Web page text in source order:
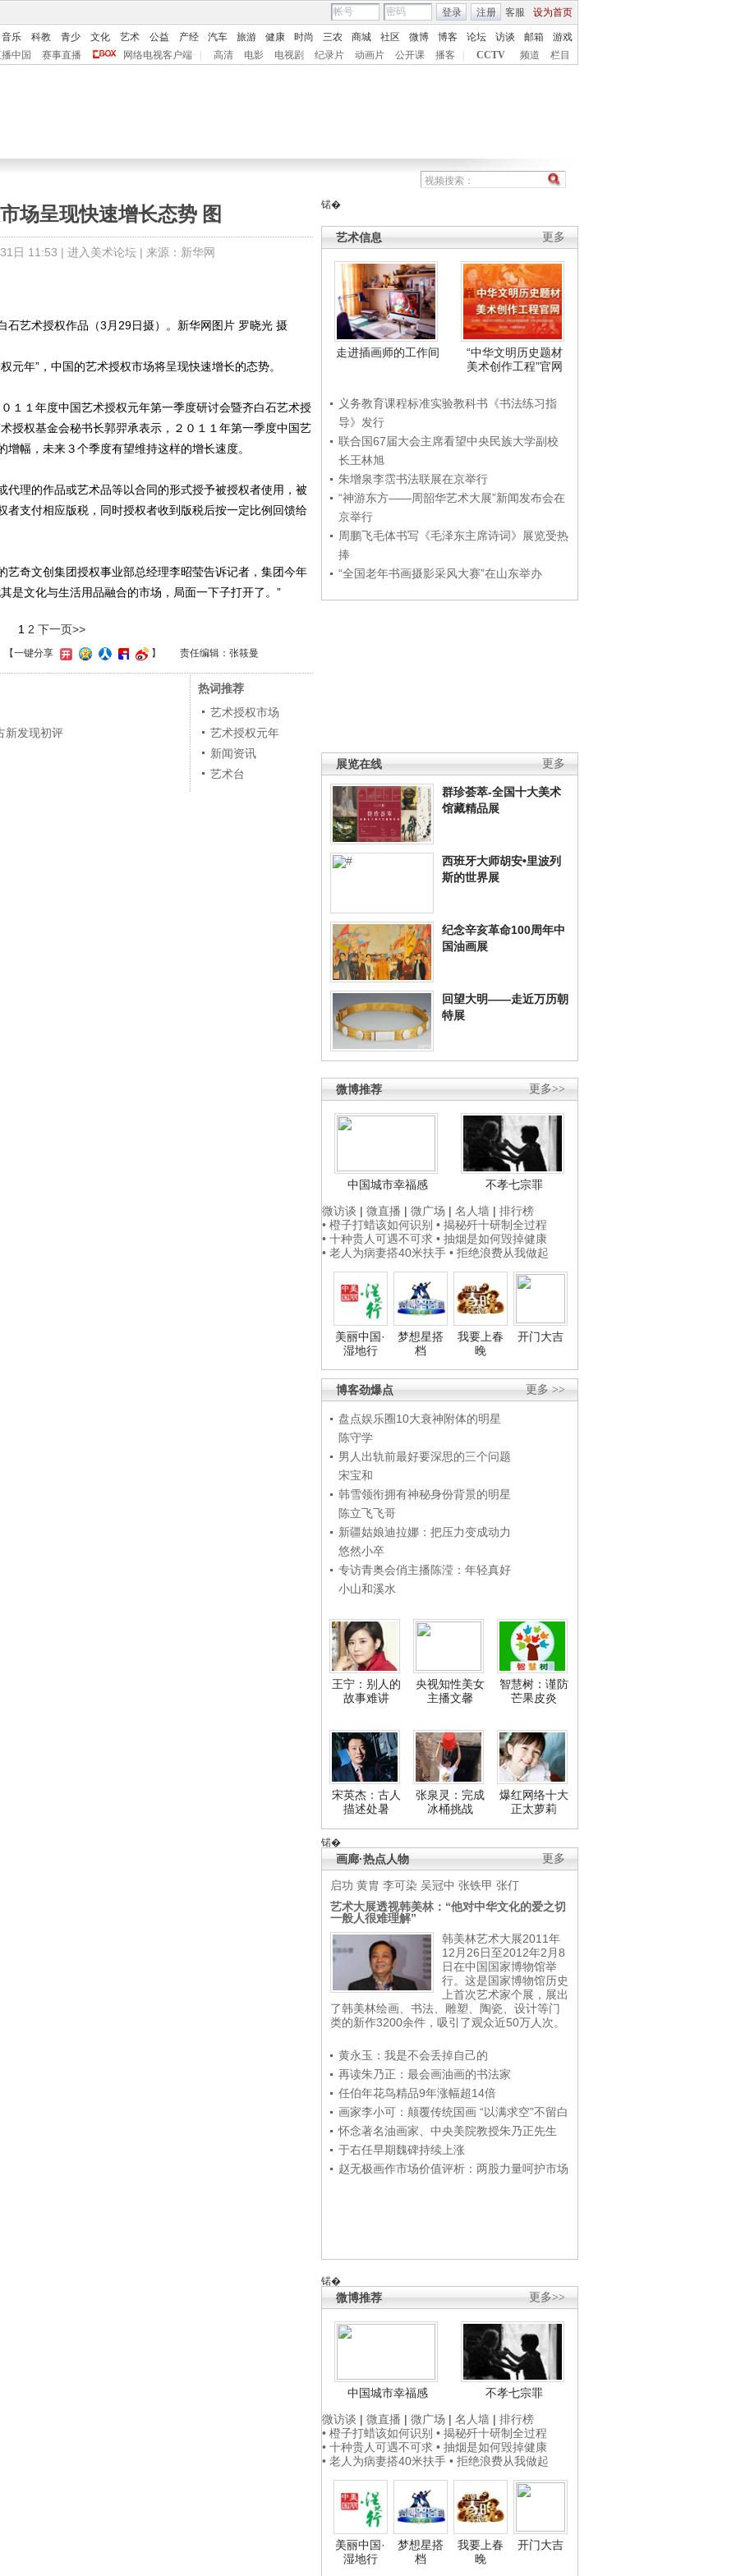
客服 设为首页
登录 注册
音乐 科教 青少 文化 艺术 公益 产经 汽车 旅游 健康 时尚 三农 商城 社区 微博 博客 论坛 访谈 邮箱
游戏
中国 赛事直播 网络电视客户端 高清 电影 电视剧 纪录片 动画片 公开课 播客 CCTV 频道 栏目
场呈现快速增长态势 图
日 11:53 | 进入美术论坛| 来源：新华网
锘�
更多
艺术信息
走进插画师的工作间
“中华文明历史题材
美术创作工程”官网
义务教育课程标准实验教科书《书法练习指
导》发行
联合国67届大会主席看望中央民族大学副校
长王林旭
朱增泉李霑书法联展在京举行
“神游东方——周韶华艺术大展”新闻发布会在
京举行
周鹏飞毛体书写《毛泽东主席诗词》展览受热
捧
“全国老年书画摄影采风大赛”在山东举办
更多
展览在线
群珍荟萃-全国十大美术
馆藏精品展
西班牙大师胡安•里波列
斯的世界展
纪念辛亥革命100周年中
国油画展
回望大明——走近万历朝
特展
更多>>
微博推荐
中国城市幸福感
不孝七宗罪
微访谈 | 微直播 | 微广场 | 名人墙 | 排行榜
• 橙子打蜡该如何识别 • 揭秘歼十研制全过程
• 十种贵人可遇不可求 • 抽烟是如何毁掉健康
• 老人为病妻搭40米扶手 • 拒绝浪费从我做起
美丽中国·
湿地行
梦想星搭
档
我要上春
晚
开门大吉
更多 >>
博客劲爆点
盘点娱乐圈10大衰神附体的明星
陈守学
男人出轨前最好要深思的三个问题
宋宝和
韩雪领衔拥有神秘身份背景的明星
陈立飞飞哥
新疆姑娘迪拉娜：把压力变成动力
悠然小卒
专访青奥会俏主播陈滢：年轻真好
小山和溪水
王宁：别人的
故事难讲
央视知性美女
主播文馨
智慧树：谨防
芒果皮炎
宋英杰：古人
描述处暑
张泉灵：完成
冰桶挑战
爆红网络十大
正太萝莉
锘�
更多
画廊·热点人物
启功 黄胄 李可染 吴冠中 张铁甲 张仃
艺术大展透视韩美林：“他对中华文化的爱之切
一般人很难理解”
韩美林艺术大展2011年
12月26日至2012年2月8
日在中国国家博物馆举
行。这是国家博物馆历史
上首次艺术家个展，展出
了韩美林绘画、书法、雕塑、陶瓷、设计等门
类的新作3200余件，吸引了观众近50万人次。
黄永玉：我是不会丢掉自己的
再读朱乃正：最会画油画的书法家
任伯年花鸟精品9年涨幅超14倍
画家李小可：颠覆传统国画 “以满求空”不留白
怀念著名油画家、中央美院教授朱乃正先生
于右任早期魏碑持续上涨
赵无极画作市场价值评析：两股力量呵护市场
锘�
更多>>
微博推荐
中国城市幸福感
不孝七宗罪
微访谈 | 微直播 | 微广场 | 名人墙 | 排行榜
• 橙子打蜡该如何识别 • 揭秘歼十研制全过程
• 十种贵人可遇不可求 • 抽烟是如何毁掉健康
• 老人为病妻搭40米扶手 • 拒绝浪费从我做起
美丽中国·
湿地行
梦想星搭
档
我要上春
晚
开门大吉
石艺术授权作品（3月29日摄）。新华网图片 罗晓光 摄
年”，中国的艺术授权市场将呈现快速增长的态势。
１年度中国艺术授权元年第一季度研讨会暨齐白石艺术授
授权基金会秘书长郭羿承表示，２０１１年第一季度中国艺
幅，未来３个季度有望维持这样的增长速度。
理的作品或艺术品等以合同的形式授予被授权者使用，被
者支付相应版税，同时授权者收到版税后按一定比例回馈给
奇文创集团授权事业部总经理李昭莹告诉记者，集团今年
是文化与生活用品融合的市场，局面一下子打开了。”
1 2 下一页>>
【一键分享 】 责任编辑：张筱曼
新发现初评
热词推荐
艺术授权市场
艺术授权元年
新闻资讯
艺术台